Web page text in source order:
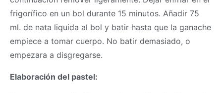
frigorífico en un bol durante 15 minutos. Añadir 75
ml. de nata liquida al bol y batir hasta que la ganache
empiece a tomar cuerpo. No batir demasiado, o
empezara a disgregarse.
Elaboración del pastel: